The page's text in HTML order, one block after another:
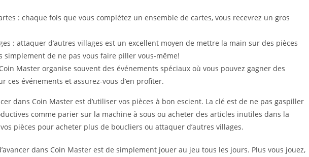
: chaque fois que vous complétez un ensemble de cartes, vous recevrez un gros
: attaquer d’autres villages est un excellent moyen de mettre la main sur des pièces
simplement de ne pas vous faire piller vous-même!
Master organise souvent des événements spéciaux où vous pouvez gagner des
ces événements et assurez-vous d’en profiter.
dans Coin Master est d’utiliser vos pièces à bon escient. La clé est de ne pas gaspiller
comme parier sur la machine à sous ou acheter des articles inutiles dans la
pièces pour acheter plus de boucliers ou attaquer d’autres villages.
dans Coin Master est de simplement jouer au jeu tous les jours. Plus vous jouez,